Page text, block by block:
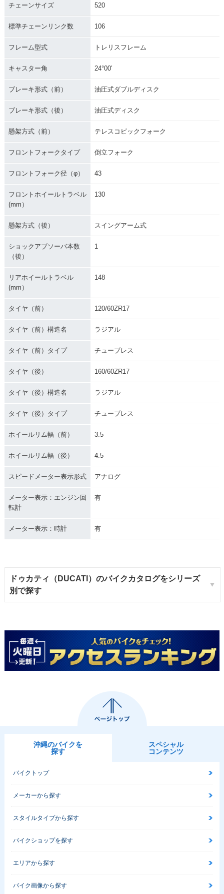
チェーンサイズ 520
標準チェーンリンク数 106
フレーム型式 トレリスフレーム
キャスター角 24°00′
ブレーキ形式（前） 油圧式ダブルディスク
ブレーキ形式（後） 油圧式ディスク
懸架方式（前） テレスコピックフォーク
フロントフォークタイプ 倒立フォーク
フロントフォーク径（φ） 43
フロントホイールトラベル
(mm）
130
懸架方式（後） スイングアーム式
ショックアブソーバ本数
（後）
1
リアホイールトラベル
(mm）
148
タイヤ（前） 120/60ZR17
タイヤ（前）構造名 ラジアル
タイヤ（前）タイプ チューブレス
タイヤ（後） 160/60ZR17
タイヤ（後）構造名 ラジアル
タイヤ（後）タイプ チューブレス
ホイールリム幅（前） 3.5
ホイールリム幅（後） 4.5
スピードメーター表示形式 アナログ
メーター表示：エンジン回
転計
有
メーター表示：時計 有
ドゥカティ（DUCATI）のバイクカタログをシリーズ
別で探す
沖縄のバイクを
探す
スペシャル
コンテンツ
バイクトップ
メーカーから探す
スタイルタイプから探す
バイクショップを探す
エリアから探す
バイク画像から探す